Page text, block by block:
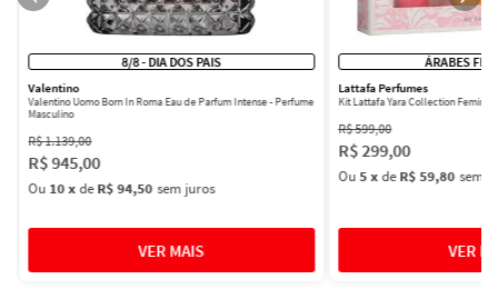
8/8 - DIA DOS PAIS
Valentino
Valentino Uomo Born In Roma Eau de Parfum Intense - Perfume
Masculino
R$1.139,00
R$945,00
Ou 10xdeR$ 94,50 sem juros
ÁRABES
Lattafa Perfumes
Kit Lattafa Yara Collection
R$599,00
R$299,00
Ou5xdeR$ 59,80 sem